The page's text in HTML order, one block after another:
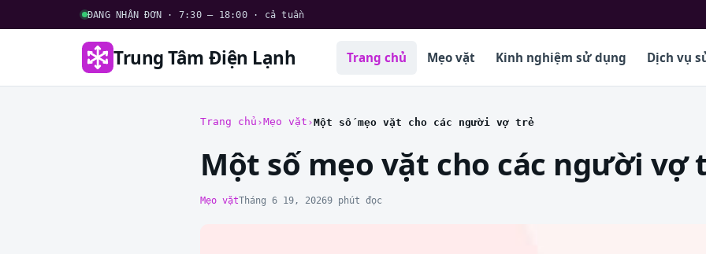
ĐANG NHẬN ĐƠN · 7:30 – 18:00 · cả tuần
Trung Tâm Điện Lạnh Trang chủ Mẹo vặt Kinh nghiệm sử dụng Dịch vụ
Trang chủ Mẹo vặt Một số mẹo vặt cho các người vợ trẻ
Một số mẹo vặt cho các người vợ
Mẹo vặtTháng 6 19, 20269 phút đọc